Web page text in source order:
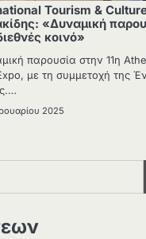
Tourism &
«Δυναμική
κοινό»
παρουσία στην 11η
με τη συμμετοχή της
2025